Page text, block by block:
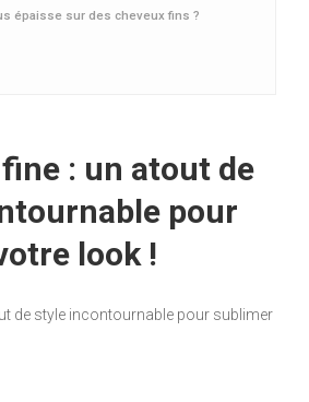
épaisse sur des cheveux fins ?
: un atout de
pour
look !
de style incontournable pour sublimer